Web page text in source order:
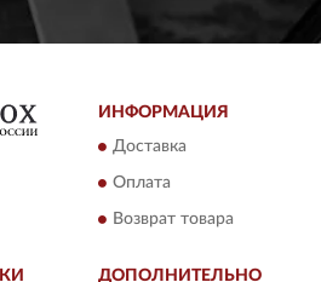
ИНФОРМАЦИЯ
Доставка
Оплата
Возврат товара
ДОПОЛНИТЕЛЬНО